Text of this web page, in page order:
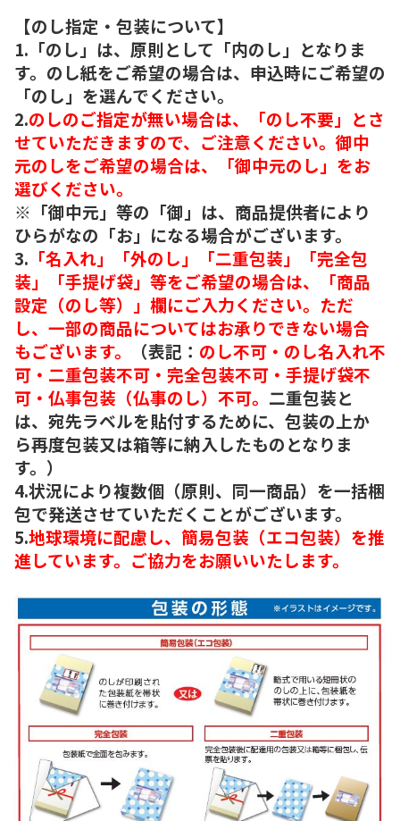
【のし指定・包装について】
1.「のし」は、原則として「内のし」となりま
す。のし紙をご希望の場合は、申込時にご希望の
「のし」を選んでください。
2.のしのご指定が無い場合は、「のし不要」とさ
せていただきますので、ご注意ください。御中
元のしをご希望の場合は、「御中元のし」をお
選びください。
※「御中元」等の「御」は、商品提供者により
ひらがなの「お」になる場合がございます。
3. 「名入れ」「外のし」「二重包装」「完全包
装」「手提げ袋」等をご希望の場合は、「商品
設定（のし等）」欄にご入力ください。ただ
し、一部の商品についてはお承りできない場合
もございます。
（表記： のし不可・のし名入れ不
可・二重包装不可・完全包装不可・手提げ袋不
可・仏事包装（仏事のし）不可。 二重包装と
は、宛先ラベルを貼付するために、包装の上か
ら再度包装又は箱等に納入したものとなりま
す。）
4.状況により複数個（原則、同一商品）を一括梱
包で発送させていただくことがございます。
5.地球環境に配慮し、簡易包装（エコ包装）を推
進しています。ご協力をお願いいたします。